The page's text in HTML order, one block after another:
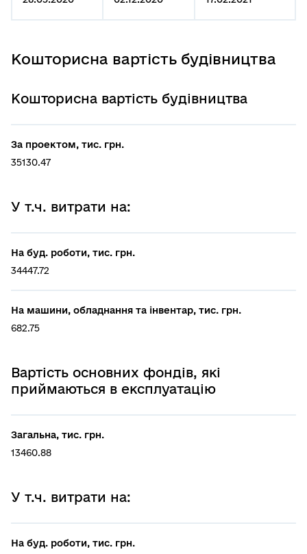
Кошторисна вартість будівництва
Кошторисна вартість будівництва
За проектом, тис. грн.
35130.47
У т.ч. витрати на:
На буд. роботи, тис. грн.
34447.72
На машини, обладнання та інвентар, тис. грн.
682.75
Вартість основних фондів, які
приймаються в експлуатацію
Загальна, тис. грн.
13460.88
У т.ч. витрати на:
На буд. роботи, тис. грн.